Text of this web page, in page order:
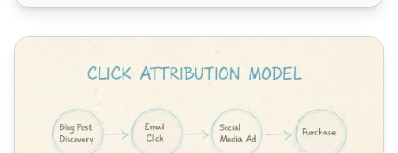
Was ist Klick-Attribution im Affiliate-Marketing?